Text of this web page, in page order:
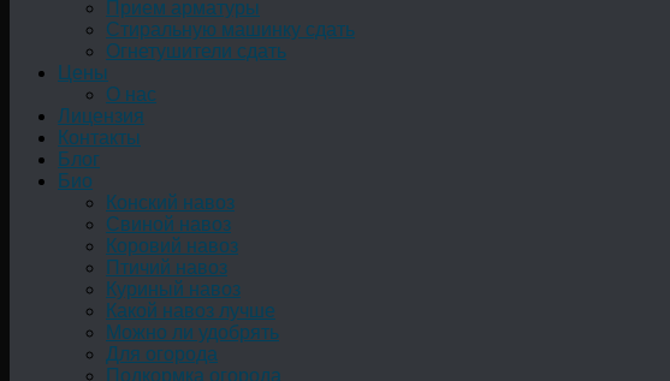
Прием арматуры
Стиральную машинку сдать
Огнетушители сдать
Цены
О нас
Лицензия
Контакты
Блог
Био
Конский навоз
Свиной навоз
Коровий навоз
Птичий навоз
Куриный навоз
Какой навоз лучше
Можно ли удобрять
Для огорода
Подкормка огорода